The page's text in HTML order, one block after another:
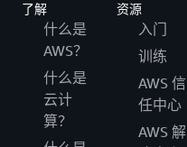
了解
什么是
AWS？
什么是
云计
算？
资源
入门
训练
AWS 信
任中心
AWS 解